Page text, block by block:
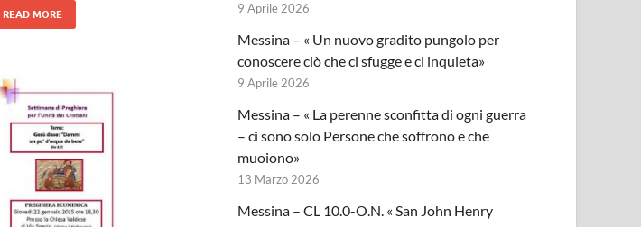
READ MORE 9 Aprile 2026
Messina – « Un nuovo gradito pungolo per
conoscere ciò che ci sfugge e ci inquieta»
9 Aprile 2026
Messina – « La perenne sconfitta di ogni guerra
– ci sono solo Persone che soffrono e che
muoiono»
13 Marzo 2026
Messina – CL 10.0-O.N. « San John Henry